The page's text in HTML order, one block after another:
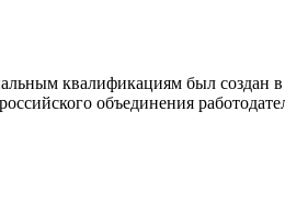
квалификациям был создан
объединения